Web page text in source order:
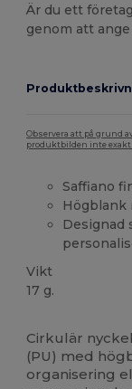
Är du ett
genom att
Observera att på grund
produktbilden inte exakt
Saffiano
Högblank
Designad
Vikt
17 g.
Cirkulär
(PU) med
organisering